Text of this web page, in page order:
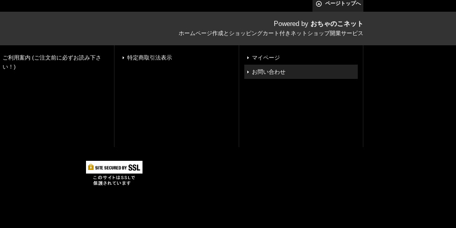
ページトップへ
Powered by おちゃのこネット
ホームページ作成とショッピングカート付きネットショップ開業サービス
ご利用案内 (ご注文前に必ずお読み下さ
い！)
特定商取引法表示 マイページ
お問い合わせ